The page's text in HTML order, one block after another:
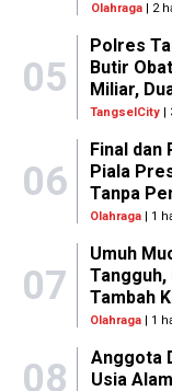
Olahraga| 2
05
Polres
Butir
Miliar,
TangselCity
06
Final
Piala
Tanpa
Olahraga | 1
07
Umuh
Tambah
Olahraga | 1
08
Anggota
Usia